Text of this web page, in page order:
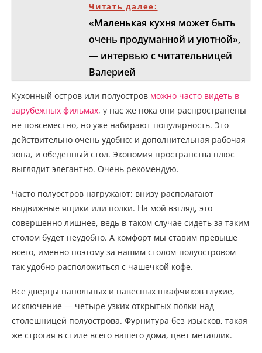
Читать далее:
«Маленькая кухня может быть
очень продуманной и уютной»,
— интервью с читательницей
Валерией
Кухонный остров или полуостров можно часто видеть в
зарубежных фильмах, у нас же пока они распространены
не повсеместно, но уже набирают популярность. Это
действительно очень удобно: и дополнительная рабочая
зона, и обеденный стол. Экономия пространства плюс
выглядит элегантно. Очень рекомендую.
Часто полуостров нагружают: внизу располагают
выдвижные ящики или полки. На мой взгляд, это
совершенно лишнее, ведь в таком случае сидеть за таким
столом будет неудобно. А комфорт мы ставим превыше
всего, именно поэтому за нашим столом-полуостровом
так удобно расположиться с чашечкой кофе.
Все дверцы напольных и навесных шкафчиков глухие,
исключение — четыре узких открытых полки над
столешницей полуострова. Фурнитура без изысков, такая
же строгая в стиле всего нашего дома, цвет металлик.